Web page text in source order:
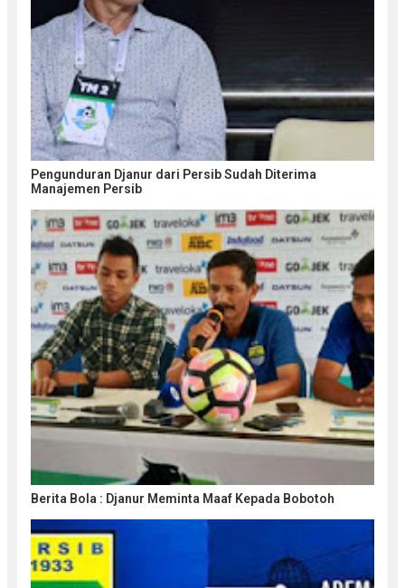
Pengunduran Djanur dari Persib Sudah Diterima
Manajemen Persib
Berita Bola : Djanur Meminta Maaf Kepada Bobotoh